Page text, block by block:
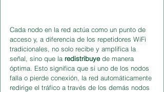
Cada nodo en la red actúa como un punto de
acceso y, a diferencia de los repetidores WiFi
tradicionales, no solo recibe y amplifica la
señal, sino que la redistribuye de manera
óptima. Esto significa que si uno de los nodos
falla o pierde conexión, la red automáticamente
redirige el tráfico a través de los demás nodos